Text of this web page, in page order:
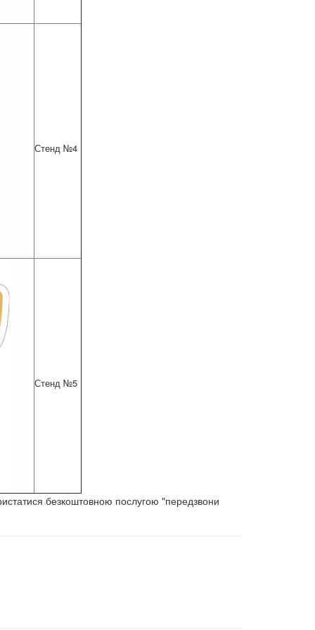
Стенд №4
Стенд №5
безкоштовною послугою "передзвони